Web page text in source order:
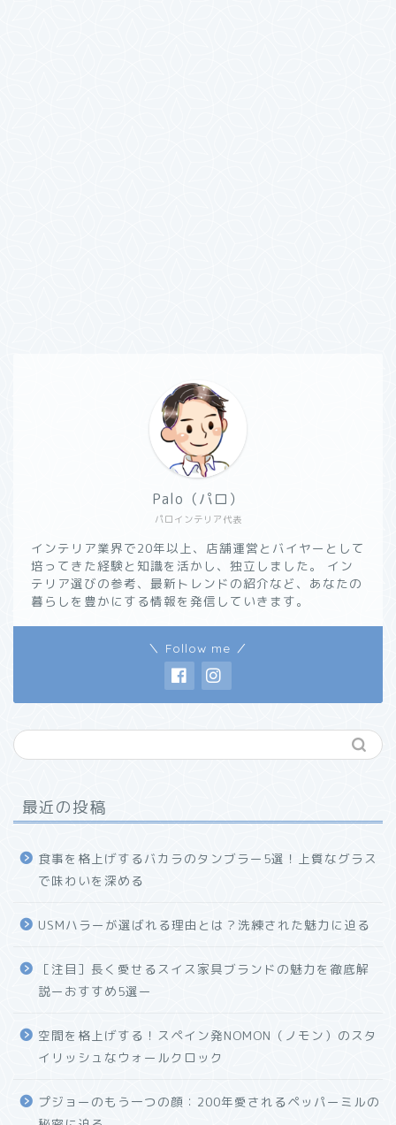
パロインテリア代表
Palo（パロ）
インテリア業界で20年以上、店舗運営とバイヤーとして
培ってきた経験と知識を活かし、独立しました。 イン
テリア選びの参考、最新トレンドの紹介など、あなたの
暮らしを豊かにする情報を発信していきます。
＼ Follow me ／
最近の投稿
食事を格上げするバカラのタンブラー5選！上質なグラス
で味わいを深める
USMハラーが選ばれる理由とは？洗練された魅力に迫る
［注目］長く愛せるスイス家具ブランドの魅力を徹底解
説ーおすすめ5選ー
空間を格上げする！スペイン発NOMON（ノモン）のスタ
イリッシュなウォールクロック
プジョーのもう一つの顔：200年愛されるペッパーミルの